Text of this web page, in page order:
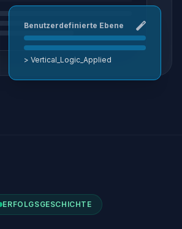
Benutzerdefinierte Ebene
> Vertical_Logic_Applied
ERFOLGSGESCHICHTE